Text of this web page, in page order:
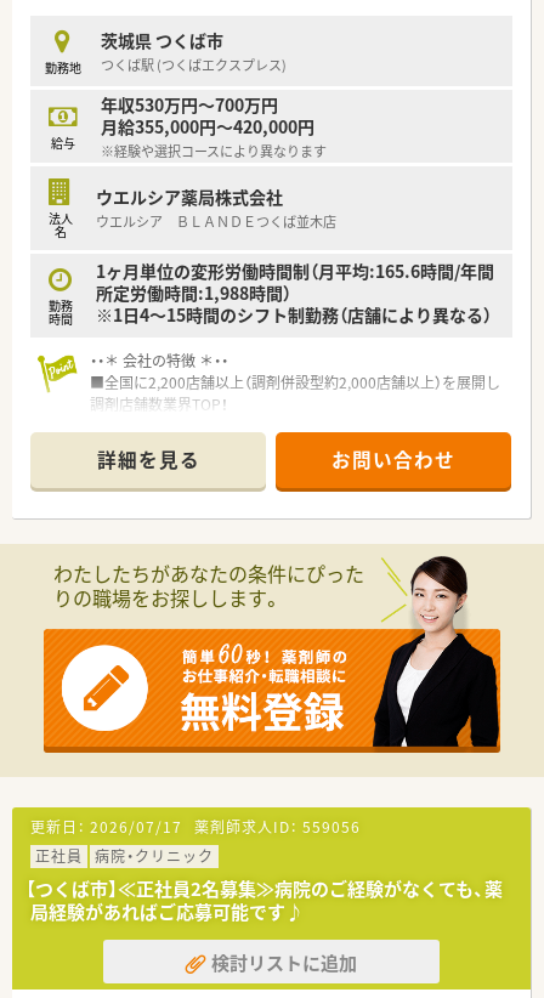
時短勤務ができるよう変更予定です。
■年間休日が120日とワークライフバランスが整っています
■日用品から常備薬まで、従業員割引制度など嬉しいメリットも
たくさんあります！
勤務地
茨城県 つくば市
つくば駅 (つくばエクスプレス)
給与
年収530万円～700万円
月給355,000円～420,000円
※経験や選択コースにより異なります
法人
名
ウエルシア薬局株式会社
ウエルシア ＢＬＡＮＤＥつくば並木店
勤務
時間
1ヶ月単位の変形労働時間制（月平均:165.6時間/年間
所定労働時間:1,988時間）
※1日4～15時間のシフト制勤務（店舗により異なる）
・・＊ 会社の特徴 ＊・・
■全国に2,200店舗以上（調剤併設型約2,000店舗以上）を展開し
調剤店舗数業界TOP！
頑張り次第で高給与も可能！
■経験や勤務コースによりますが、経験の少ない方でも500万前
半スタートと業界TOP水準！
■職種や職域に合わせ、豊富な社内研修や外部組織と連携した研
■薬剤師が中心の会社だからこそ活躍できるキャリアパスが多
種多様に用意されています。
■店舗拡大に伴い、エリアマネジャーや営業部長等のマネジメン
■在宅や教育等の専門性を活かせるスペシャリストを目指すこ
とも可能です。
■その他にも、管理部門や商品部門等の本社スタッフなど活動領
域は多種多様です。
■在宅実施店舗は年々増加しており、在宅医療へもしっかりと関
わる事ができます。
■育児休暇は3歳まで取得が可能で、時短制度は小学5年生まで
■年間休日が120日とワークライフバランスが整っています
■日用品から常備薬まで、従業員割引制度など嬉しいメリットも
たくさんあります！
詳細を見る お問い合わせ
わたしたちがあなたの条件にぴった
りの職場をお探しします。
更新日： 2026/07/17 薬剤師求人ID： 559056
正社員
病院・クリニック
【つくば市】≪正社員2名募集≫病院のご経験がなくても、薬
局経験があればご応募可能です♪
検討リストに追加